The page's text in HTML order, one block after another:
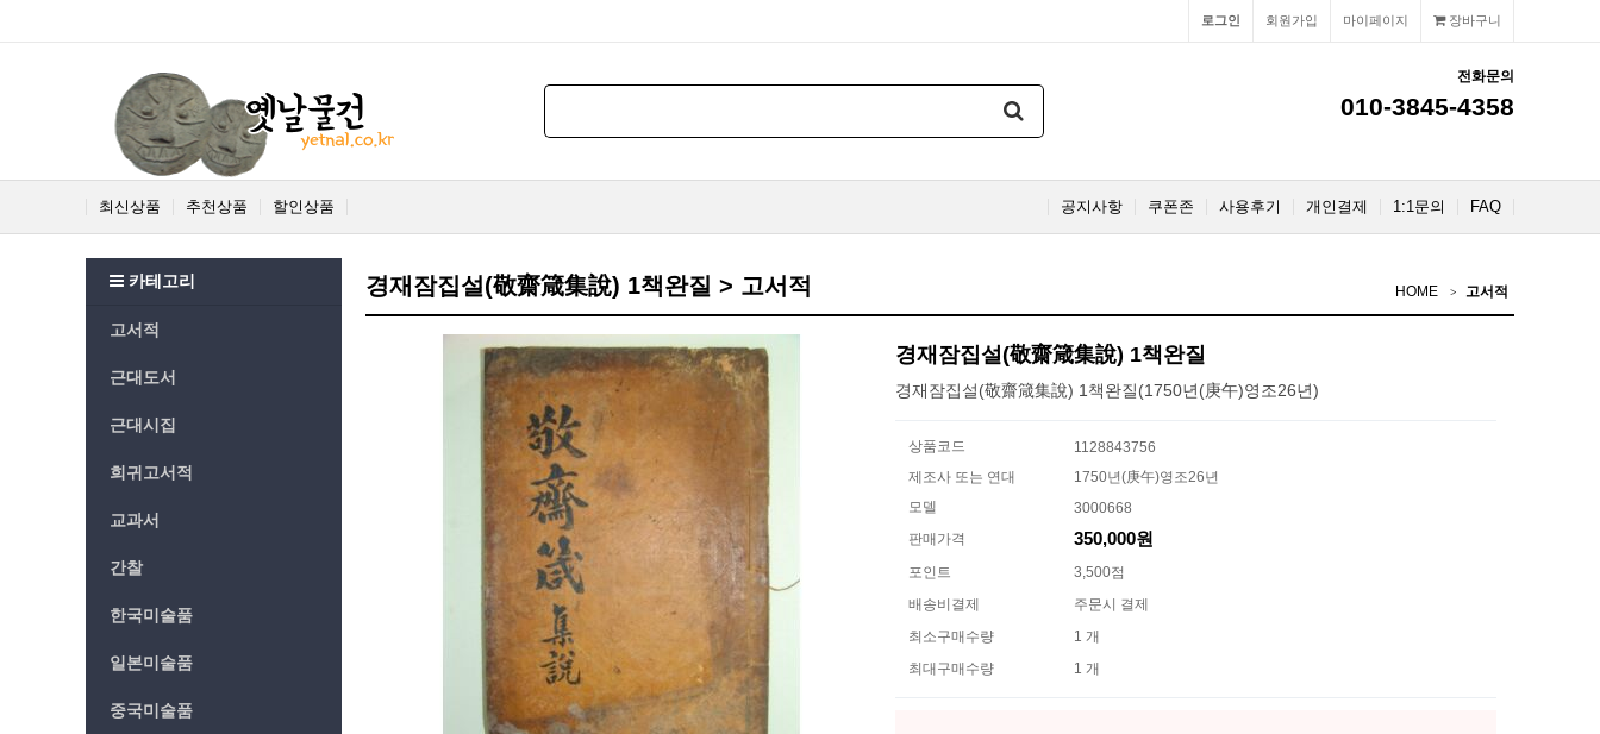
장바구니
마이페이지
회원가입
로그인
전화문의
010-3845-4358
최신상품 추천상품 할인상품 FAQ
1:1문의
개인결제
사용후기
쿠폰존
공지사항
카테고리
고서적
근대도서
근대시집
희귀고서적
교과서
간찰
한국미술품
일본미술품
중국미술품
경재잠집설(敬齋箴集說) 1책완질 > 고서적 HOME 고서적
경재잠집설(敬齋箴集說) 1책완질
경재잠집설(敬齋箴集說) 1책완질(1750년(庚午)영조26년)
상품코드
1128843756
제조사 또는 연대
1750년(庚午)영조26년
모델
3000668
판매가격
350,000원
포인트
3,500점
배송비결제
주문시 결제
최소구매수량
1 개
최대구매수량
1 개